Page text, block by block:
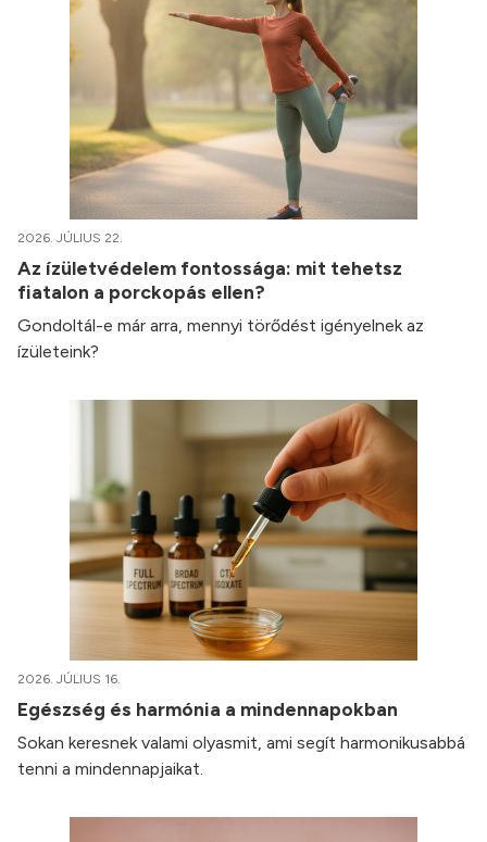
2026. JÚLIUS 22.
Az ízületvédelem fontossága: mit tehetsz
fiatalon a porckopás ellen?
Gondoltál-e már arra, mennyi törődést igényelnek az
ízületeink?
2026. JÚLIUS 16.
Egészség és harmónia a mindennapokban
Sokan keresnek valami olyasmit, ami segít harmonikusabbá
tenni a mindennapjaikat.